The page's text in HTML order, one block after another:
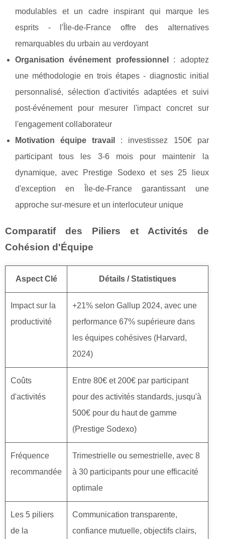
modulables et un cadre inspirant qui marque les
esprits - l'Île-de-France offre des alternatives
remarquables du urbain au verdoyant
Organisation événement professionnel
: adoptez
une méthodologie en trois étapes - diagnostic initial
personnalisé, sélection d'activités adaptées et suivi
post-événement pour mesurer l'impact concret sur
l'engagement collaborateur
Motivation équipe travail
: investissez 150€ par
participant tous les 3-6 mois pour maintenir la
dynamique, avec Prestige Sodexo et ses 25 lieux
d'exception en Île-de-France garantissant une
approche sur-mesure et un interlocuteur unique
Comparatif des Piliers et Activités de
Cohésion d'Équipe
Aspect Clé Détails / Statistiques
Impact sur la
productivité
+21% selon Gallup 2024, avec une
performance 67% supérieure dans
les équipes cohésives (Harvard,
2024)
Coûts
d'activités
Entre 80€ et 200€ par participant
pour des activités standards, jusqu'à
500€ pour du haut de gamme
(Prestige Sodexo)
Fréquence
recommandée
Trimestrielle ou semestrielle, avec 8
à 30 participants pour une efficacité
optimale
Les 5 piliers
de la
Communication transparente,
confiance mutuelle, objectifs clairs,